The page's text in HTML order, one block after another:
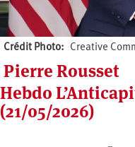
Crédit Photo Creative
Pierre Rousset
Hebdo
(21/05/2026)